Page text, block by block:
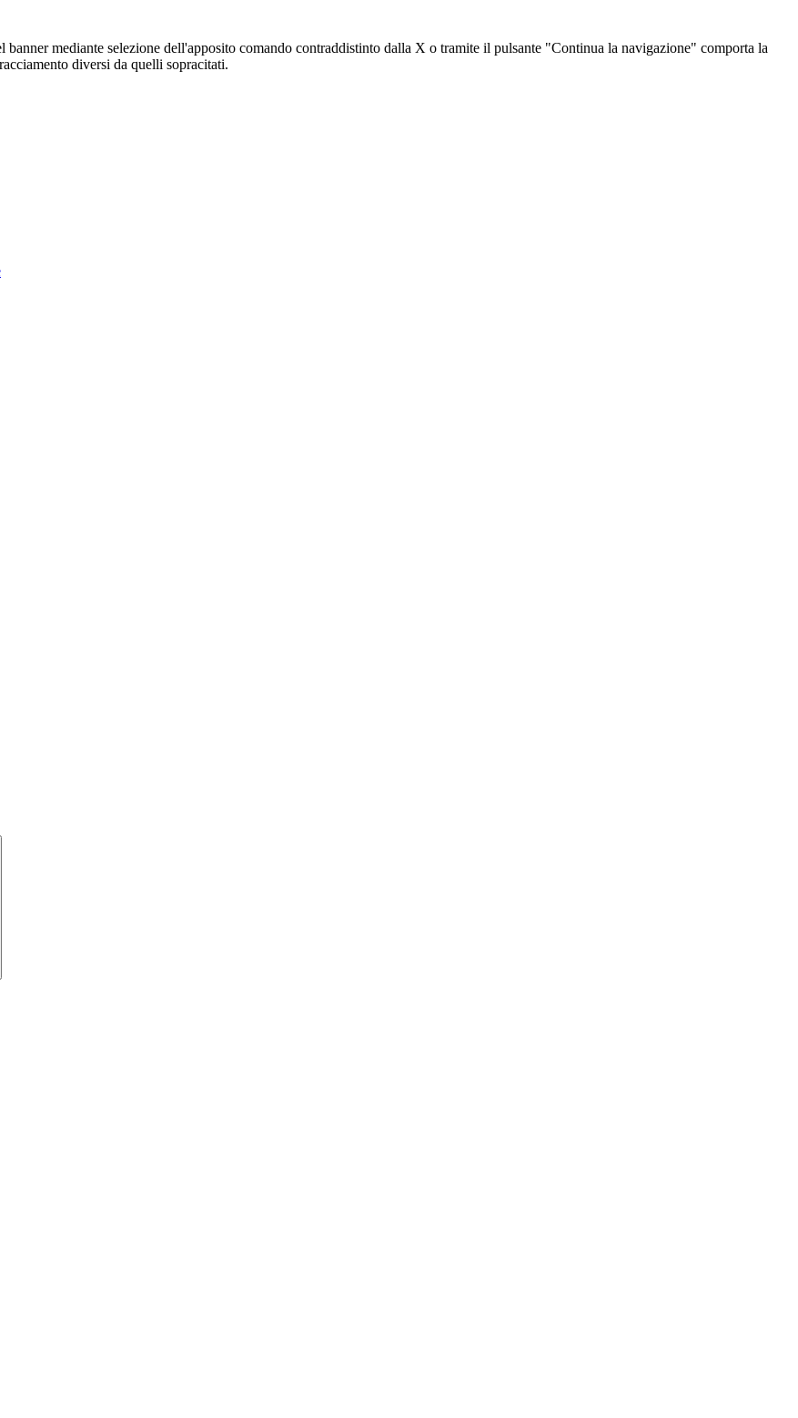
mediante selezione dell'apposito comando contraddistinto dalla X o tramite il pulsante "Continua la navigazione" comporta la
diversi da quelli sopracitati.